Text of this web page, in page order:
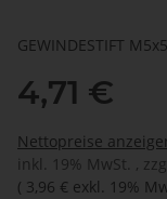
GEWINDESTIFT
4,71 €
Nettopreise
inkl. 19% MwSt. ,
( 3,96 € exkl. 19%